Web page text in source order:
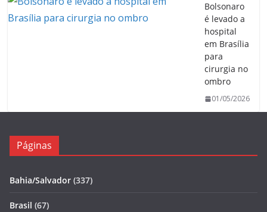
Bolsonaro
é levado a
hospital
em Brasília
para
cirurgia no
ombro
01/05/2026
Páginas
Bahia/Salvador (337)
Brasil (67)